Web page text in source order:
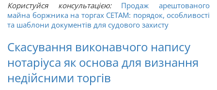
Користуйся консультацією:
Продаж арештованого
майна боржника на торгах СЕТАМ: порядок, особливості
та шаблони документів для судового захисту
Скасування виконавчого напису
нотаріуса як основа для визнання
недійсними торгів